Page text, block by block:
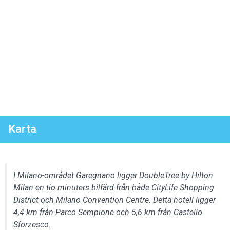
Karta
I Milano-området Garegnano ligger DoubleTree by Hilton
Milan en tio minuters bilfärd från både CityLife Shopping
District och Milano Convention Centre. Detta hotell ligger
4,4 km från Parco Sempione och 5,6 km från Castello
Sforzesco.